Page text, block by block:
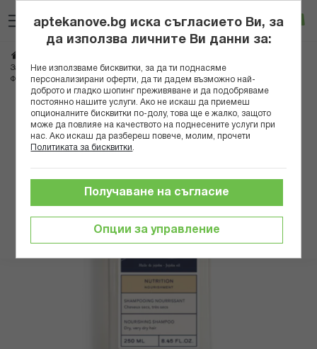
към
съдържанието
Вход
За изтощена и цъфтяща коса
ФИТО НУРИШМЪНТ ПОДХРАНВАЩ ШАМПОАН ЗА КОСА 250 МЛ
Преминете
края
галерията
изображенията
aptekanove.bg иска съгласието Ви, за
да използва личните Ви данни за:
Ние използваме бисквитки, за да ти поднасяме
персонализирани оферти, да ти дадем възможно най-
доброто и гладко шопинг преживяване и да подобряваме
постоянно нашите услуги. Ако не искаш да приемеш
опционалните бисквитки по-долу, това ще е жалко, защото
може да повлияе на качеството на поднесените услуги при
нас. Ако искаш да разбереш повече, молим, прочети
Политиката за бисквитки
Опции за управление
Получаване на съгласие